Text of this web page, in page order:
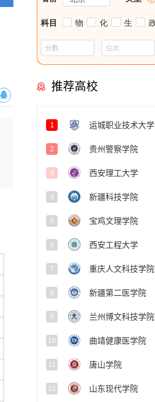
推荐高校
1 运城职业技术大学
2 贵州警察学院
3 西安理工大学
4 新疆科技学院
5 宝鸡文理学院
6 西安工程大学
7 重庆人文科技学院
8 新疆第二医学院
9 兰州博文科技学院
10 曲靖健康医学院
11 唐山学院
12 山东现代学院